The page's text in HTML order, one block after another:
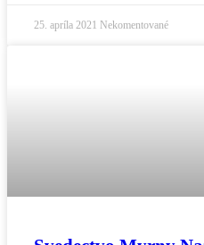
25. apríla 2021 Nekomentované